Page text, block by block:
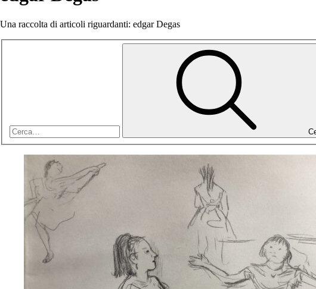
Una raccolta di articoli riguardanti: edgar Degas